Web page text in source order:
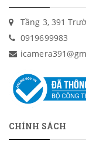
Tầng 3, 391
0919699983
CHÍNH SÁCH